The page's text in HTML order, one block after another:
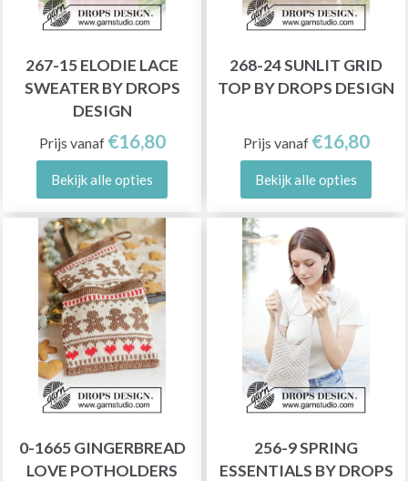
267-15 ELODIE LACE
SWEATER BY DROPS
DESIGN
Prijs vanaf €16,80
Bekijk alle opties
268-24 SUNLIT GRID
TOP BY DROPS DESIGN
Prijs vanaf €16,80
Bekijk alle opties
0-1665 GINGERBREAD
LOVE POTHOLDERS
256-9 SPRING
ESSENTIALS BY DROPS